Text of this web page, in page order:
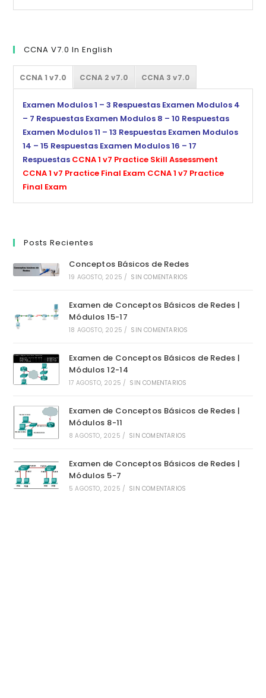
CCNA V7.0 In English
CCNA 1 v7.0 CCNA 2 v7.0 CCNA 3 v7.0
Examen Modulos 1 – 3 Respuestas Examen Modulos 4
– 7 Respuestas Examen Modulos 8 – 10 Respuestas
Examen Modulos 11 – 13 Respuestas Examen Modulos
14 – 15 Respuestas Examen Modulos 16 – 17
Respuestas CCNA 1 v7 Practice Skill Assessment
CCNA 1 v7 Practice Final Exam CCNA 1 v7 Practice
Final Exam
Posts Recientes
Conceptos Básicos de Redes
19 AGOSTO, 2025 / SIN COMENTARIOS
Examen de Conceptos Básicos de Redes |
Módulos 15-17
18 AGOSTO, 2025 / SIN COMENTARIOS
Examen de Conceptos Básicos de Redes |
Módulos 12-14
17 AGOSTO, 2025 / SIN COMENTARIOS
Examen de Conceptos Básicos de Redes |
Módulos 8-11
8 AGOSTO, 2025 / SIN COMENTARIOS
Examen de Conceptos Básicos de Redes |
Módulos 5-7
5 AGOSTO, 2025 / SIN COMENTARIOS